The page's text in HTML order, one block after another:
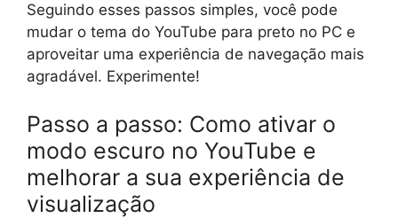
Seguindo esses passos simples, você pode
mudar o tema do YouTube para preto no PC e
aproveitar uma experiência de navegação mais
agradável. Experimente!
Passo a passo: Como ativar o
modo escuro no YouTube e
melhorar a sua experiência de
visualização